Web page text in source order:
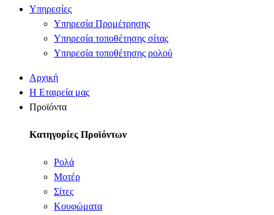
Υπηρεσίες
Υπηρεσία Προμέτρησης
Υπηρεσία τοποθέτησης σίτας
Υπηρεσία τοποθέτησης ρολού
Αρχική
Η Εταιρεία μας
Προϊόντα
Κατηγορίες Προϊόντων
Ρολά
Μοτέρ
Σίτες
Κουφώματα